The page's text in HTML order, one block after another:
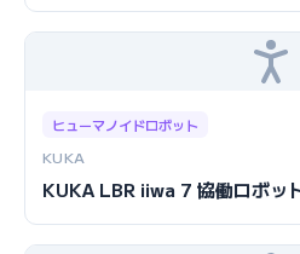
ヒューマノイドロボット
KUKA
KUKA LBR iiwa 7 協働ロボッ